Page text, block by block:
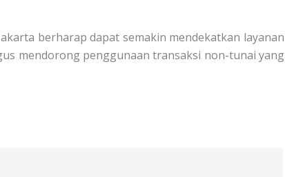
berharap dapat semakin mendekatkan layanan
mendorong penggunaan transaksi non-tunai yang